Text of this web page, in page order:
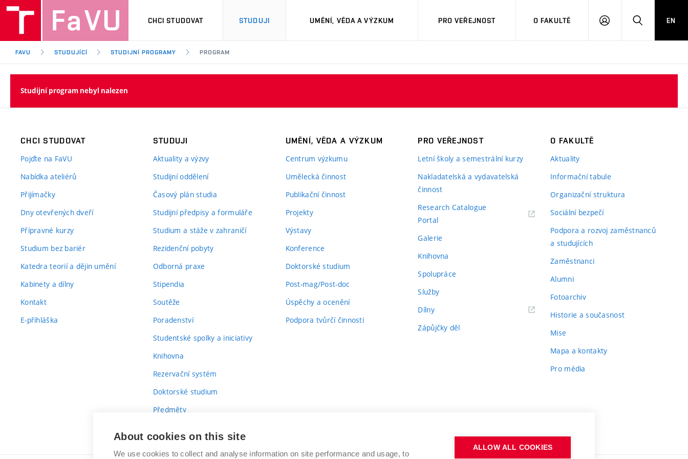
CHCI STUDOVAT STUDUJI UMĚNÍ, VĚDA A VÝZKUM PRO VEŘEJNOST O FAKULTĚ
PŘIHLÁSITHLEDAT
EN
FAVU STUDUJÍCÍ STUDIJNÍ PROGRAMY PROGRAM
Studijní program nebyl nalezen
CHCI STUDOVAT
Pojďte na FaVU
Nabídka ateliérů
Přijímačky
Dny otevřených dveří
Přípravné kurzy
Studium bez bariér
Katedra teorií a dějin umění
Kabinety a dílny
Kontakt
E-přihláška
STUDUJI
Aktuality a výzvy
Studijní oddělení
Časový plán studia
Studijní předpisy a formuláře
Studium a stáže v zahraničí
Rezidenční pobyty
Odborná praxe
Stipendia
Soutěže
Poradenství
Studentské spolky a iniciativy
Knihovna
Rezervační systém
Doktorské studium
Předměty
UMĚNÍ, VĚDA A VÝZKUM
Centrum výzkumu
Umělecká činnost
Publikační činnost
Projekty
Výstavy
Konference
Doktorské studium
Post-mag/Post-doc
Úspěchy a ocenění
Podpora tvůrčí činnosti
PRO VEŘEJNOST
Letní školy a semestrální kurzy
Nakladatelská a vydavatelská
činnost
Research Catalogue
Portal
Galerie
Knihovna
Spolupráce
Služby
Dílny
Zápůjčky děl
O FAKULTĚ
Aktuality
Informační tabule
Organizační struktura
Sociální bezpečí
Podpora a rozvoj zaměstnanců
a studujících
Zaměstnanci
Alumni
Fotoarchiv
Historie a současnost
Mise
Mapa a kontakty
Pro média
About cookies on this site
We use cookies to collect and analyse information on site performance and usage, to
ALLOW ALL COOKIES